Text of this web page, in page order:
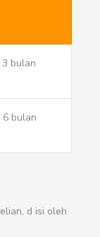
bulan
bulan
d isi oleh